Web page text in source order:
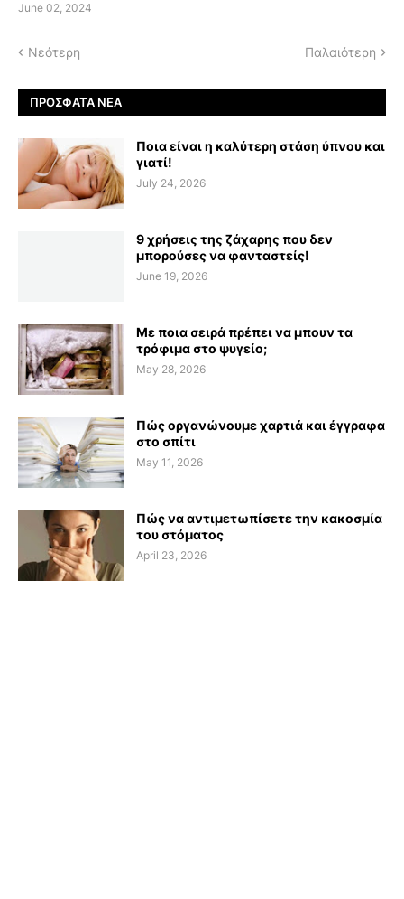
June 02, 2024
Νεότερη Παλαιότερη
ΠΡΌΣΦΑΤΑ ΝΈΑ
Ποια είναι η καλύτερη στάση ύπνου και
γιατί!
July 24, 2026
9 χρήσεις της ζάχαρης που δεν
μπορούσες να φανταστείς!
June 19, 2026
Με ποια σειρά πρέπει να μπουν τα
τρόφιμα στο ψυγείο;
May 28, 2026
Πώς οργανώνουμε χαρτιά και έγγραφα
στο σπίτι
May 11, 2026
Πώς να αντιμετωπίσετε την κακοσμία
του στόματος
April 23, 2026